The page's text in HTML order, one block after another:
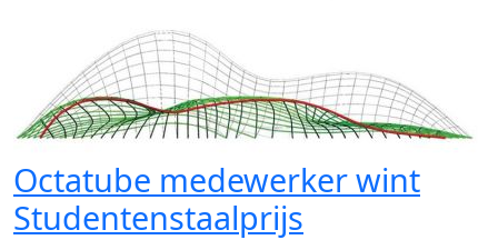
Octatube medewerker wint
Studentenstaalprijs